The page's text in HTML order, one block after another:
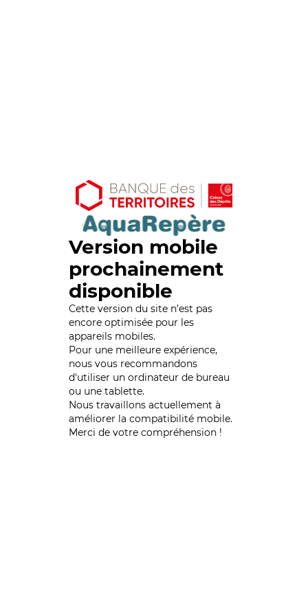
Version mobile
prochainement
disponible
Cette version du site n’est pas
encore optimisée pour les
appareils mobiles.
Pour une meilleure expérience,
nous vous recommandons
d'utiliser un ordinateur de bureau
ou une tablette.
Nous travaillons actuellement à
améliorer la compatibilité mobile.
Merci de votre compréhension !